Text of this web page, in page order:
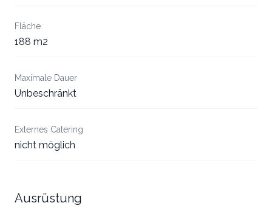
Fläche
188 m2
Maximale Dauer
Unbeschränkt
Externes Catering
nicht möglich
Ausrüstung